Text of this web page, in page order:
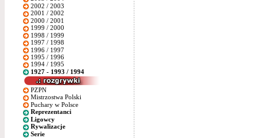
2002 / 2003
2001 / 2002
2000 / 2001
1999 / 2000
1998 / 1999
1997 / 1998
1996 / 1997
1995 / 1996
1994 / 1995
1927 - 1993 / 1994
PZPN
Mistrzostwa Polski
Puchary w Polsce
Reprezentanci
Ligowcy
Rywalizacje
Serie